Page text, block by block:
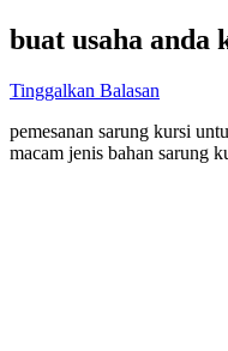
buat usaha anda
Tinggalkan Balasan
pemesanan sarung kursi
macam jenis bahan sarung